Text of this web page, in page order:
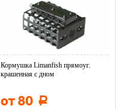
Кормушка Limanfish прямоуг.
крашенная с дном
от 80 Р